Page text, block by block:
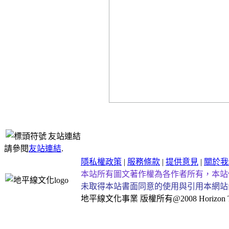
友站連結
請參閱友站連結.
隱私權政策 | 服務條款 | 提供意見 | 關於
本站所有圖文著作權為各作者所有，本
未取得本站書面同意的使用與引用本網
地平線文化事業 版權所有@2008 Horizon